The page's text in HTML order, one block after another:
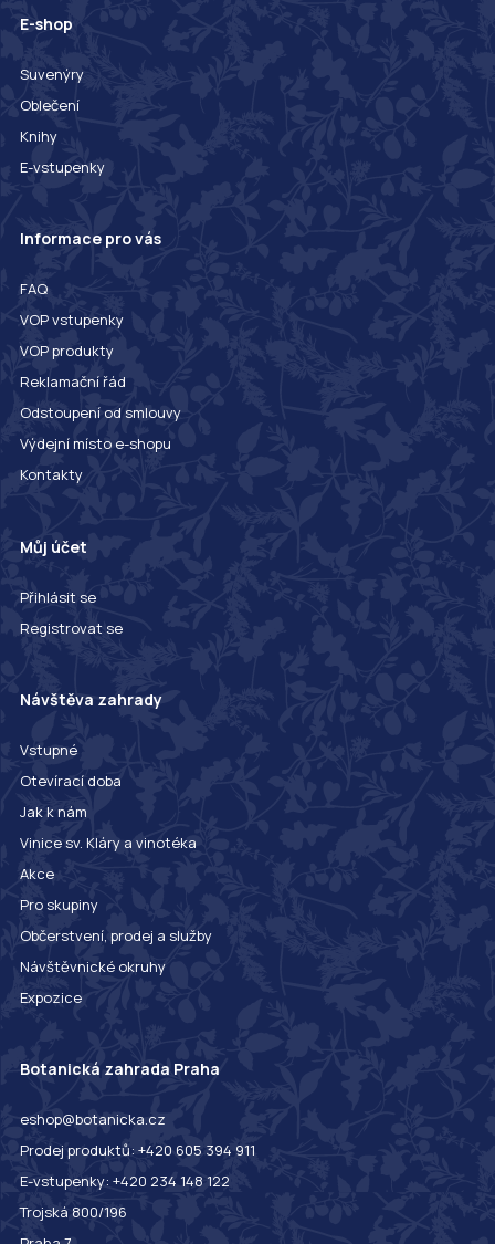
E-shop
Suvenýry
Oblečení
Knihy
E-vstupenky
Informace pro vás
FAQ
VOP vstupenky
VOP produkty
Reklamační řád
Odstoupení od smlouvy
Výdejní místo e-shopu
Kontakty
Můj účet
Přihlásit se
Registrovat se
Návštěva zahrady
Vstupné
Otevírací doba
Jak k nám
Vinice sv. Kláry a vinotéka
Akce
Pro skupiny
Občerstvení, prodej a služby
Návštěvnické okruhy
Expozice
Botanická zahrada Praha
eshop@botanicka.cz
Prodej produktů: +420 605 394 911
E-vstupenky: +420 234 148 122
Trojská 800/196